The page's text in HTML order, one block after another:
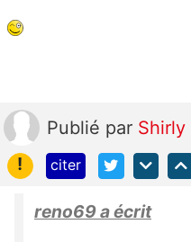
Publié par Shirly
!
citer
reno69 a écrit